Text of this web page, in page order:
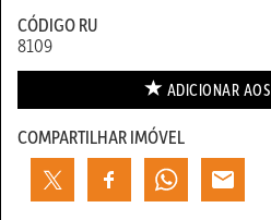
CÓDIGO RU
8109
ADICIONAR AOS
COMPARTILHAR IMÓVEL